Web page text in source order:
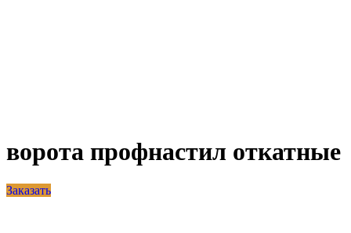
ворота профнастил откатные
Заказать